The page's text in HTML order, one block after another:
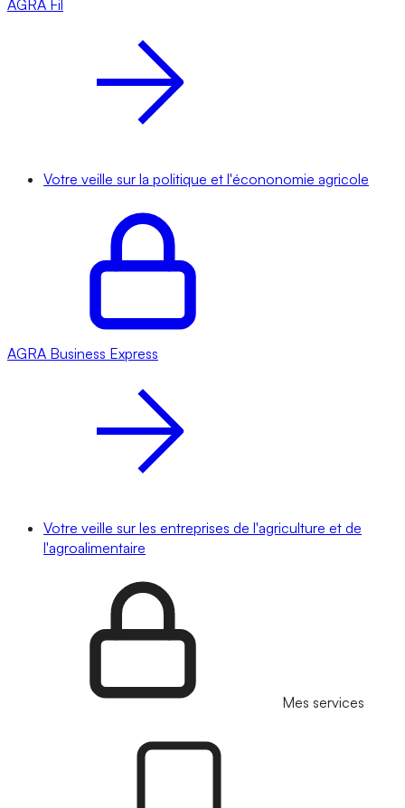
AGRA Fil
Votre veille sur la politique et l'écononomie agricole
AGRA Business Express
Votre veille sur les entreprises de l'agriculture et de
l'agroalimentaire
Mes services